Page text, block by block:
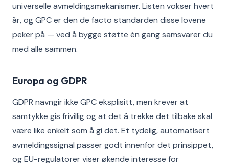
universelle avmeldingsmekanismer. Listen vokser hvert
år, og GPC er den de facto standarden disse lovene
peker på — ved å bygge støtte én gang samsvarer du
med alle sammen.
Europa og GDPR
GDPR navngir ikke GPC eksplisitt, men krever at
samtykke gis frivillig og at det å trekke det tilbake skal
være like enkelt som å gi det. Et tydelig, automatisert
avmeldingssignal passer godt innenfor det prinsippet,
og EU-regulatorer viser økende interesse for